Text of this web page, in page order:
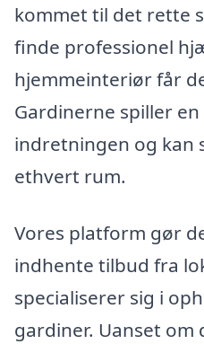
kommet til det rette
finde professionel
hjemmeinteriør får
Gardinerne spiller
indretningen og kan
ethvert rum.
Vores platform gør
indhente tilbud fra
specialiserer sig i
gardiner. Uanset om